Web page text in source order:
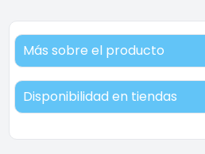
Más sobre el producto
Disponibilidad en tiendas